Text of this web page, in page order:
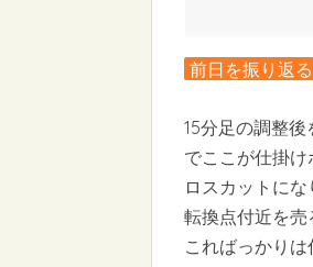
前日を振り返る
15分足の調整
でここが仕掛
ロスカットに
転換点付近を売
こればっかりは